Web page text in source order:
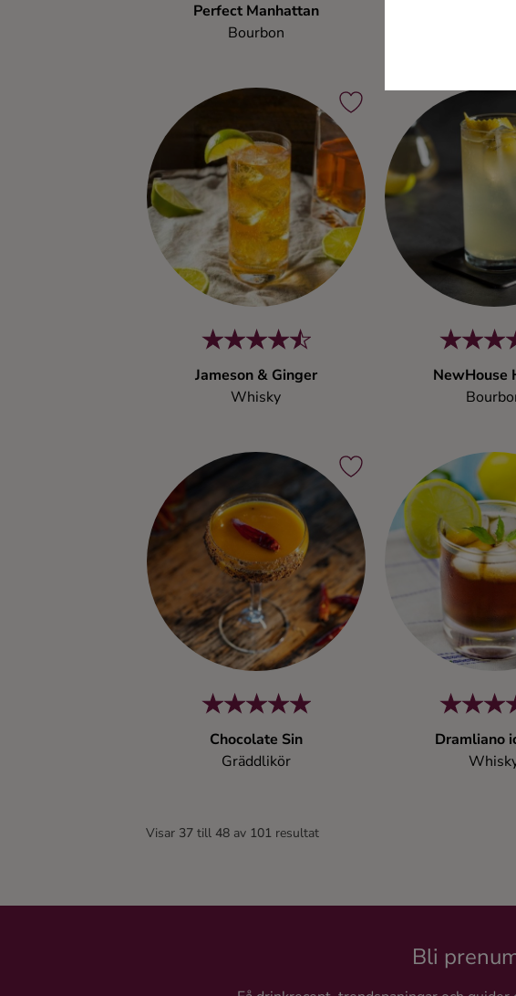
Perfect Manhattan
Bourbon
Jameson & Ginger
Whisky
NewHouse
Chocolate Sin
Gräddlikör
Dramliano
Visar 37 till 48 av 101 resultat
Bli